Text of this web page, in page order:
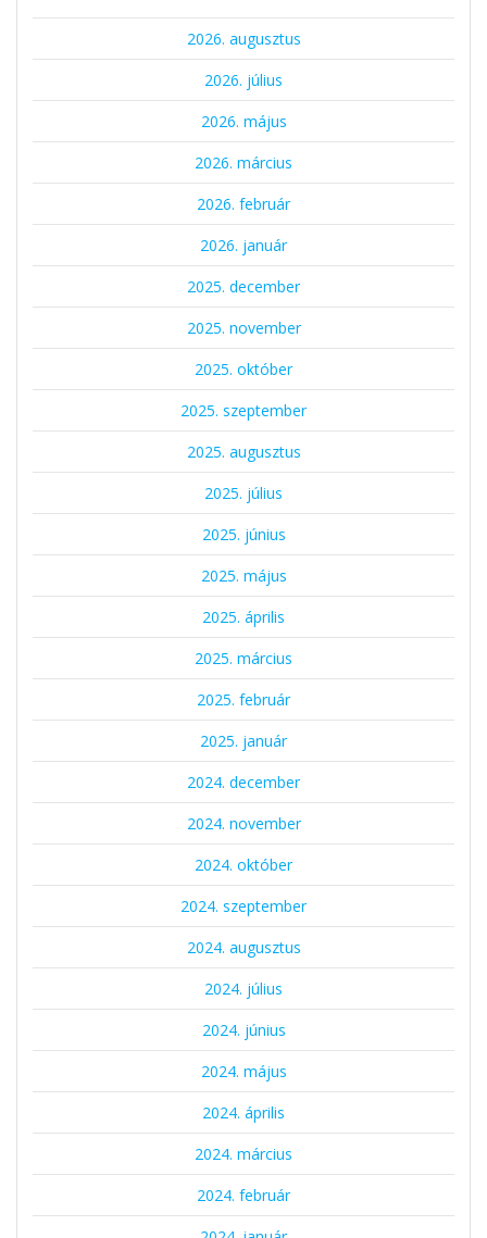
2026. augusztus
2026. július
2026. május
2026. március
2026. február
2026. január
2025. december
2025. november
2025. október
2025. szeptember
2025. augusztus
2025. július
2025. június
2025. május
2025. április
2025. március
2025. február
2025. január
2024. december
2024. november
2024. október
2024. szeptember
2024. augusztus
2024. július
2024. június
2024. május
2024. április
2024. március
2024. február